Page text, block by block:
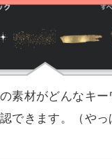
素材がどんなキ
できます。（や